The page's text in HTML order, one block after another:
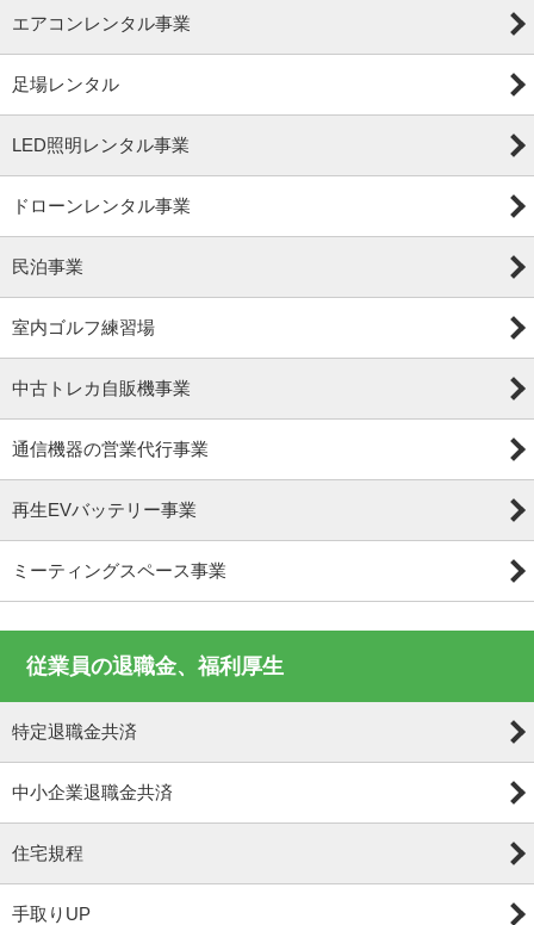
エアコンレンタル事業
足場レンタル
LED照明レンタル事業
ドローンレンタル事業
民泊事業
室内ゴルフ練習場
中古トレカ自販機事業
通信機器の営業代行事業
再生EVバッテリー事業
ミーティングスペース事業
従業員の退職金、福利厚生
特定退職金共済
中小企業退職金共済
住宅規程
手取りUP